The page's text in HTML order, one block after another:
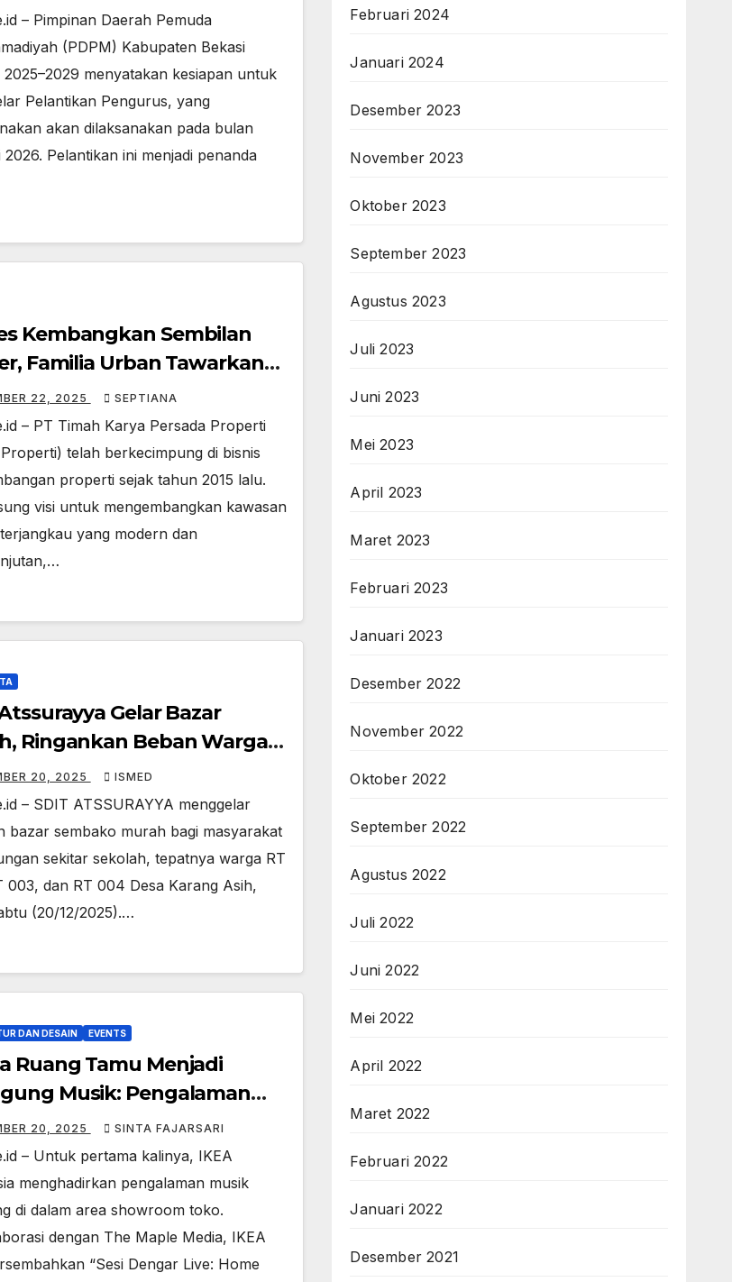
– Pimpinan Daerah Pemuda
(PDPM) Kabupaten Bekasi
2025–2029 menyatakan kesiapan untuk
Pelantikan Pengurus, yang
akan dilaksanakan pada bulan
Pelantikan ini menjadi penanda
Kembangkan Sembilan
Familia Urban Tawarkan
Ke-10 Rumah Sehat dan
Lingkungan
22, 2025 SEPTIANA
– PT Timah Karya Persada Properti
telah berkecimpung di bisnis
properti sejak tahun 2015 lalu.
visi untuk mengembangkan kawasan
yang modern dan
Gelar Bazar
Ringankan Beban Warga
Akhir Tahun
20, 2025 ISMED
– SDIT ATSSURAYYA menggelar
bazar sembako murah bagi masyarakat
sekitar sekolah, tepatnya warga RT
003, dan RT 004 Desa Karang Asih,
(20/12/2025).…
DAN DESAIN EVENTS
Ruang Tamu Menjadi
Musik: Pengalaman
Concert Pertama di IKEA
20, 2025 SINTA FAJARSARI
– Untuk pertama kalinya, IKEA
menghadirkan pengalaman musik
di dalam area showroom toko.
dengan The Maple Media, IKEA
“Sesi Dengar Live: Home
Februari 2024
Januari 2024
Desember 2023
November 2023
Oktober 2023
September 2023
Agustus 2023
Juli 2023
Juni 2023
Mei 2023
April 2023
Maret 2023
Februari 2023
Januari 2023
Desember 2022
November 2022
Oktober 2022
September 2022
Agustus 2022
Juli 2022
Juni 2022
Mei 2022
April 2022
Maret 2022
Februari 2022
Januari 2022
Desember 2021